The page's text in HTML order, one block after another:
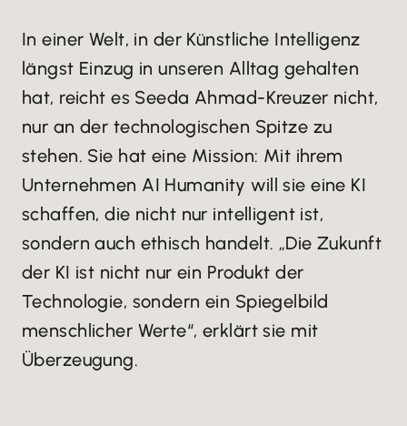
In einer Welt, in der Künstliche Intelligenz
längst Einzug in unseren Alltag gehalten
hat, reicht es Seeda Ahmad-Kreuzer nicht,
nur an der technologischen Spitze zu
stehen. Sie hat eine Mission: Mit ihrem
Unternehmen AI Humanity will sie eine KI
schaffen, die nicht nur intelligent ist,
sondern auch ethisch handelt. „Die Zukunft
der KI ist nicht nur ein Produkt der
Technologie, sondern ein Spiegelbild
menschlicher Werte“, erklärt sie mit
Überzeugung.